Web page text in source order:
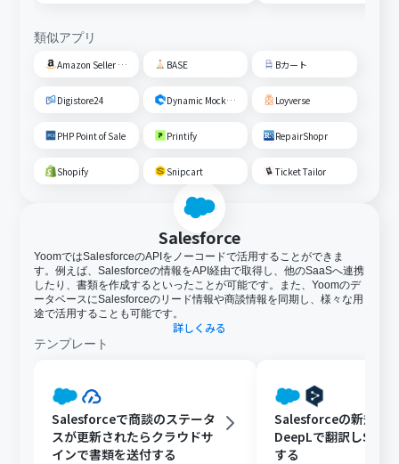
類似アプリ
Amazon Seller Central BASE Bカート
Digistore24 Dynamic Mockups Loyverse
PHP Point of Sale Printify RepairShopr
Shopify Snipcart Ticket Tailor
Salesforce
YoomではSalesforceのAPIをノーコードで活用することができま
す。例えば、Salesforceの情報をAPI経由で取得し、他のSaaSへ連携
したり、書類を作成するといったことが可能です。また、Yoomのデ
ータベースにSalesforceのリード情報や商談情報を同期し、様々な用
途で活用することも可能です。
詳しくみる
テンプレート
Salesforceで商談のステータ
スが更新されたらクラウドサ
インで書類を送付する
Salesforceの新規リ
DeepLで翻訳しSlack
する